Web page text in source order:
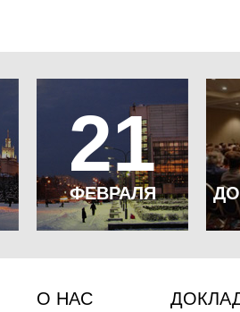
21
ФЕВРАЛЯ
О НАС